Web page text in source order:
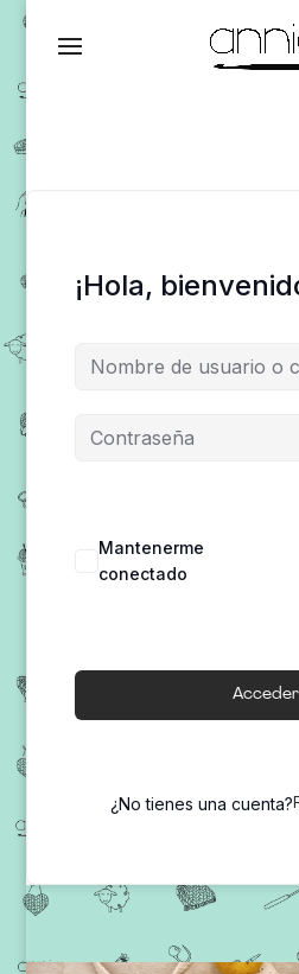
¡Hola,
Mantenerme
conectado
Acceder
¿No tienes una cuenta?